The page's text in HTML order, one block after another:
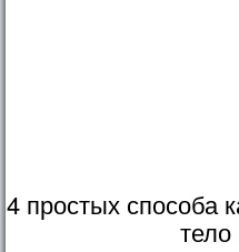
4 простых способа